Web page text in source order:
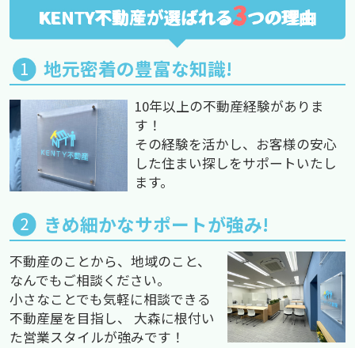
KENTY不動産が選ばれる3つの理由
地元密着の豊富な知識!
10年以上の不動産経験がありま
す！
その経験を活かし、お客様の安心
した住まい探しをサポートいたし
ます。
きめ細かなサポートが強み!
不動産のことから、地域のこと、
なんでもご相談ください。
小さなことでも気軽に相談できる
不動産屋を目指し、 大森に根付い
た営業スタイルが強みです！